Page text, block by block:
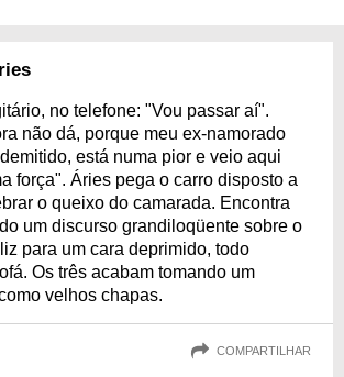
no telefone: "Vou passar aí".
não dá, porque meu ex-namorado
está numa pior e veio aqui
força". Áries pega o carro disposto a
o queixo do camarada. Encontra
um discurso grandiloqüente sobre o
para um cara deprimido, todo
Os três acabam tomando um
velhos chapas.
COMPARTILHAR